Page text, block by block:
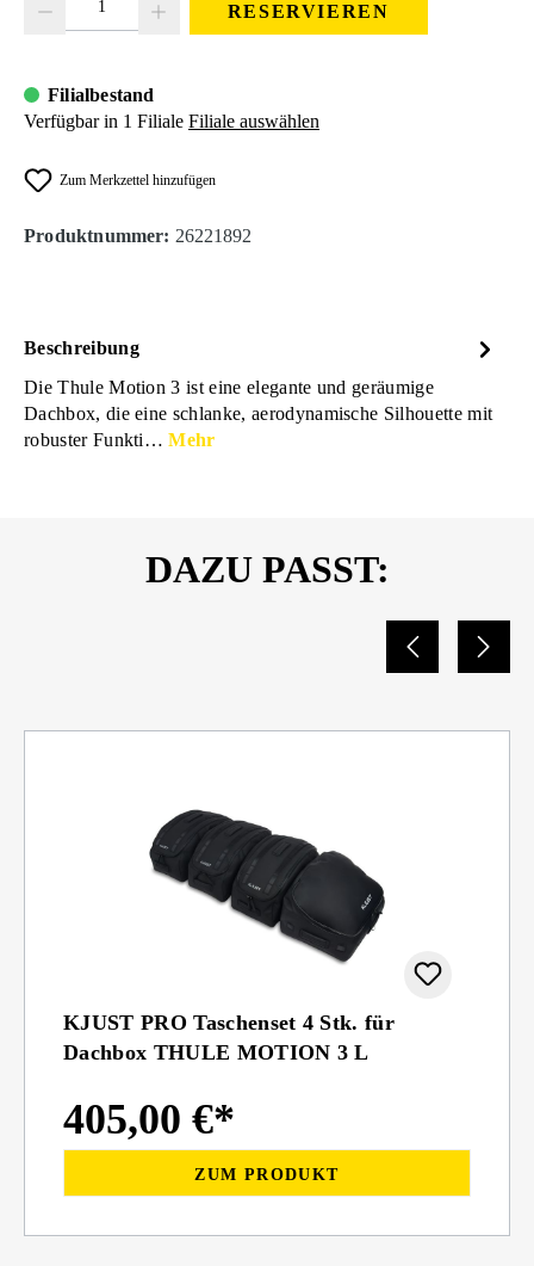
RESERVIEREN
Filialbestand
Verfügbar in 1 Filiale Filiale auswählen
Zum Merkzettel hinzufügen
Produktnummer: 26221892
Beschreibung
Die Thule Motion 3 ist eine elegante und geräumige
Dachbox, die eine schlanke, aerodynamische Silhouette mit
robuster Funkti…Mehr
DAZU PASST:
KJUST PRO Taschenset 4 Stk. für
Dachbox THULE MOTION 3 L
405,00 €*
ZUM PRODUKT